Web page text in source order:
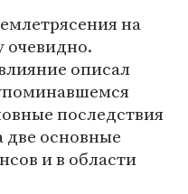
на
очевидно.
описал
последствия
две основные
и в области